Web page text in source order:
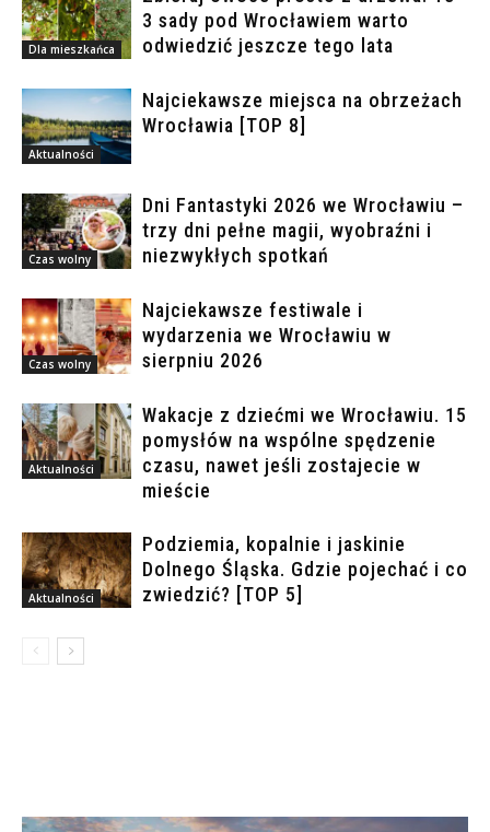
Dla mieszkańca
3 sady pod Wrocławiem warto
odwiedzić jeszcze tego lata
Aktualności
Najciekawsze miejsca na obrzeżach
Wrocławia [TOP 8]
Czas wolny
Dni Fantastyki 2026 we Wrocławiu –
trzy dni pełne magii, wyobraźni i
niezwykłych spotkań
Czas wolny
Najciekawsze festiwale i
wydarzenia we Wrocławiu w
sierpniu 2026
Aktualności
Wakacje z dziećmi we Wrocławiu. 15
pomysłów na wspólne spędzenie
czasu, nawet jeśli zostajecie w
mieście
Aktualności
Podziemia, kopalnie i jaskinie
Dolnego Śląska. Gdzie pojechać i co
zwiedzić? [TOP 5]